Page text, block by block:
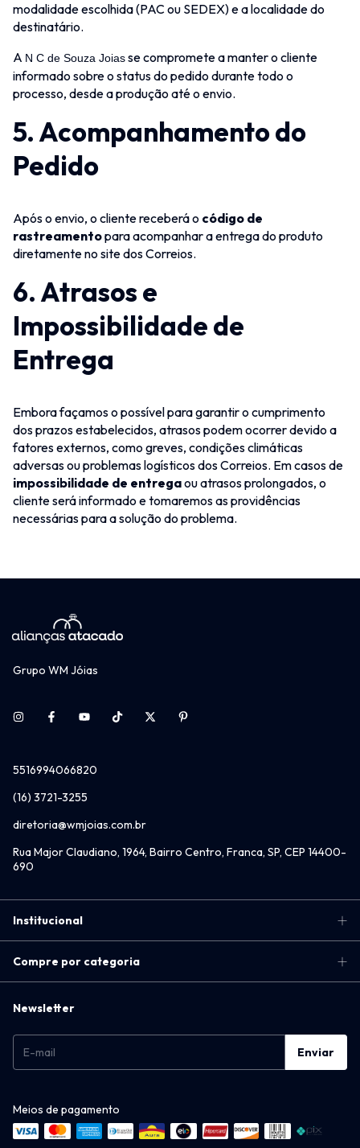
modalidade escolhida (PAC ou SEDEX) e a localidade do
destinatário.
A N C de Souza Joiasse compromete a manter o cliente
informado sobre o status do pedido durante todo o
processo, desde a produção até o envio.
5.Acompanhamento do
Pedido
Após o envio, o cliente receberá o código de
rastreamentopara acompanhar a entrega do produto
diretamente no site dos Correios.
6.Atrasos e
Impossibilidade de
Entrega
Embora façamos o possível para garantir o cumprimento
dos prazos estabelecidos, atrasos podem ocorrer devido a
fatores externos, como greves, condições climáticas
adversas ou problemas logísticos dos Correios. Em casos de
impossibilidade de entregaou atrasos prolongados, o
cliente será informado e tomaremos as providências
necessárias para a solução do problema.
Grupo WM Jóias
5516994066820
(16) 3721-3255
diretoria@wmjoias.com.br
Rua Major Claudiano, 1964, Bairro Centro, Franca, SP, CEP 14400-
690
Institucional
Compre por categoria
Newsletter
Meios de pagamento